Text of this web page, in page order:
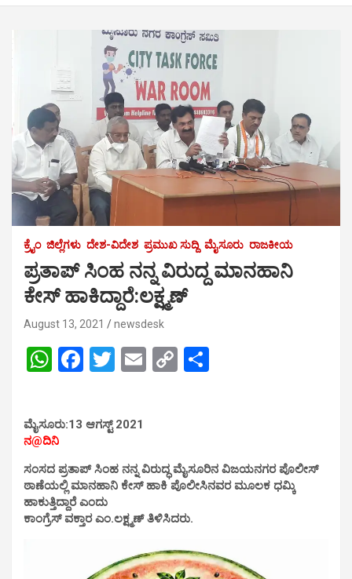
ಕ್ರೈಂ ಜಿಲ್ಲೆಗಳು ದೇಶ-ವಿದೇಶ ಪ್ರಮುಖ ಸುದ್ದಿ ಮೈಸೂರು ರಾಜಕೀಯ
ಪ್ರತಾಪ್ ಸಿಂಹ ನನ್ನ ವಿರುದ್ದ ಮಾನಹಾನಿ
ಕೇಸ್ ಹಾಕಿದ್ದಾರೆ:ಲಕ್ಷ್ಮಣ್
August 13, 2021 newsdesk
W
s
A
p
p
F
b
o
o
k
T
er
E
C
n
k
ಮೈಸೂರು:13 ಆಗಸ್ಟ್ 2021
ನ@ದಿನಿ
ಸಂಸದ ಪ್ರತಾಪ್ ಸಿಂಹ ನನ್ನ ವಿರುದ್ಧ ಮೈಸೂರಿನ ವಿಜಯನಗರ ಪೊಲೀಸ್
ಠಾಣೆಯಲ್ಲಿ ಮಾನಹಾನಿ ಕೇಸ್ ಹಾಕಿ ಪೊಲೀಸಿನವರ ಮೂಲಕ ಧಮ್ಕಿ
ಹಾಕುತ್ತಿದ್ದಾರೆ ಎಂದು
ಕಾಂಗ್ರೆಸ್ ವಕ್ತಾರ ಎಂ.ಲಕ್ಷ್ಮಣ್ ತಿಳಿಸಿದರು.